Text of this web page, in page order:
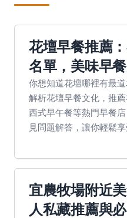
花壇早餐推薦
名單，美味早
你想知道花壇哪裡有最
解析花壇早餐文化，推
西式早午餐等熱門早餐
見問題解答，讓你輕鬆享
宜農牧場附近
人私藏推薦與